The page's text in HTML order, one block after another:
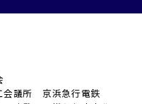
議所 京浜急行電鉄